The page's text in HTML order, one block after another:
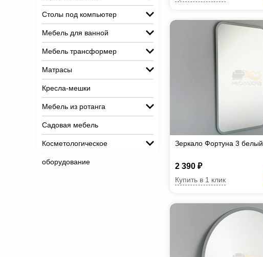
Столы под компьютер
Мебель для ванной
Мебель трансформер
Матрасы
Кресла-мешки
Мебель из ротанга
Садовая мебель
Косметологическое
оборудование
Зеркало Фортуна 3 белый
2 390 ₽
Купить в 1 клик